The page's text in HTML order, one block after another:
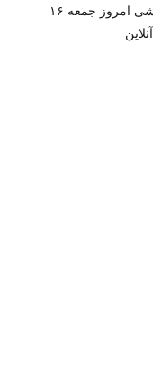
پخش زنده برنامه‌های ورزشی امروز جمعه ۱۶